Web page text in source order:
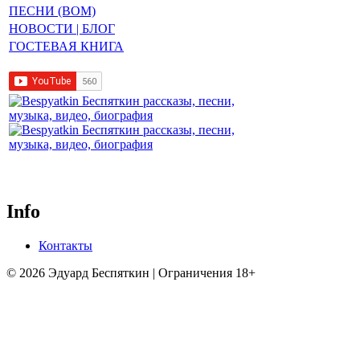
ПЕСНИ (BOM)
НОВОСТИ | БЛОГ
ГОСТЕВАЯ КНИГА
Info
Контакты
© 2026 Эдуард Беспяткин | Ограничения 18+